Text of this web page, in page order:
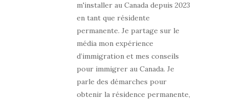
m'installer au Canada depuis 2023
en tant que résidente
permanente. Je partage sur le
média mon expérience
d’immigration et mes conseils
pour immigrer au Canada. Je
parle des démarches pour
obtenir la résidence permanente,